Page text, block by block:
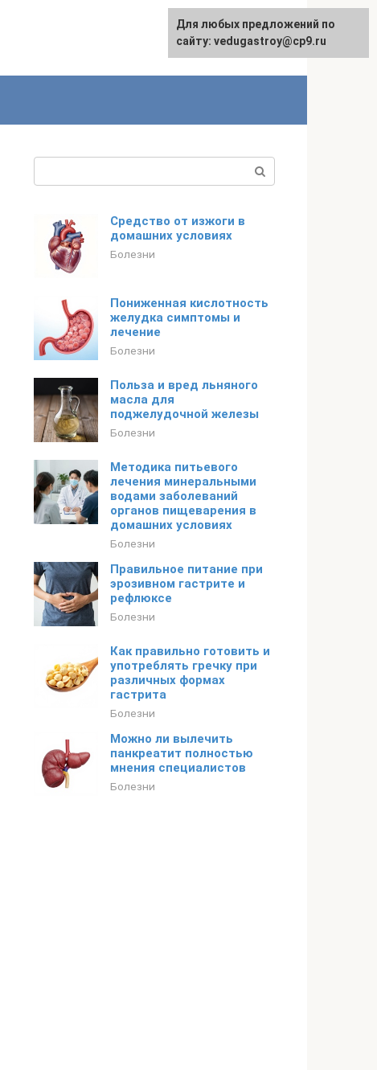
Средство от изжоги в
домашних условиях
Болезни
Пониженная кислотность
желудка симптомы и
лечение
Болезни
Польза и вред льняного
масла для
поджелудочной железы
Болезни
Методика питьевого
лечения минеральными
водами заболеваний
органов пищеварения в
домашних условиях
Болезни
Правильное питание при
эрозивном гастрите и
рефлюксе
Болезни
Как правильно готовить и
употреблять гречку при
различных формах
гастрита
Болезни
Можно ли вылечить
панкреатит полностью
мнения специалистов
Болезни
Для любых предложений по
сайту: vedugastroy@cp9.ru